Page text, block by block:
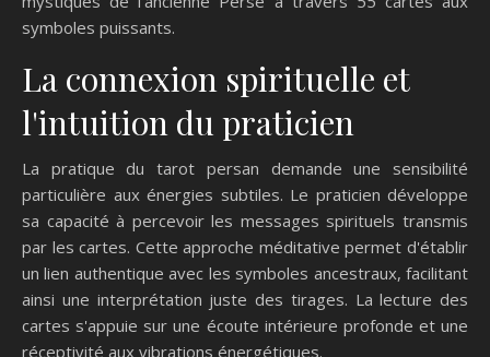
symboles puissants.
La connexion spirituelle et
l'intuition du praticien
La pratique du tarot persan demande une sensibilité
particulière aux énergies subtiles. Le praticien développe
sa capacité à percevoir les messages spirituels transmis
par les cartes. Cette approche méditative permet d'établir
un lien authentique avec les symboles ancestraux, facilitant
ainsi une interprétation juste des tirages. La lecture des
cartes s'appuie sur une écoute intérieure profonde et une
réceptivité aux vibrations énergétiques.